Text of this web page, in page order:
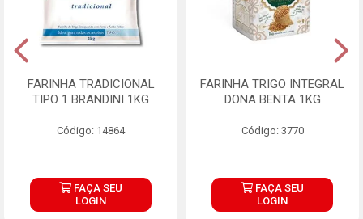
FARINHA TRADICIONAL
TIPO 1 BRANDINI 1KG
Código: 14864
FAÇA SEU
LOGIN
FARINHA TRIGO INTEGRAL
DONA BENTA 1KG
Código: 3770
FAÇA SEU
LOGIN